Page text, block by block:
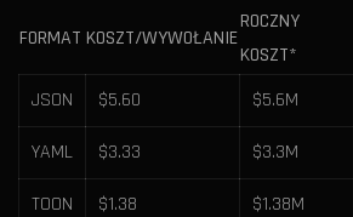
FORMAT KOSZT/WYWOŁANIE
ROCZNY
KOSZT*
JSON
$5.60 $5.6M
YAML $3.33 $3.3M
TOON $1.38 $1.38M